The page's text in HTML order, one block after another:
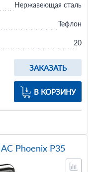
ЗАКАЗАТЬ
В КОРЗИНУ
Нержавеющая сталь
Тефлон
20
Phoenix P35